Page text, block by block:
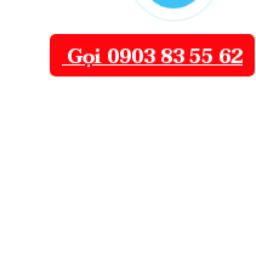
Gọi 0903 83 55 62